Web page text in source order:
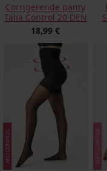
Corrigerende panty
Talia Control 20 DEN
18,99 €